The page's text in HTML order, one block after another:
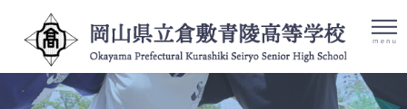
086-422-
アク
索: